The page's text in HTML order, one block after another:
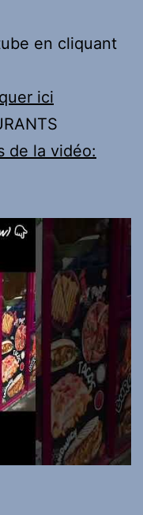
en cliquant
ici
de la vidéo: